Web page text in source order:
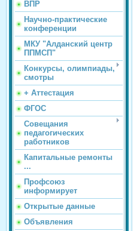
ВПР
Научно-практические
конференции
МКУ "Алданский центр
ППМСП"
Конкурсы, олимпиады,
смотры
+ Аттестация
ФГОС
Совещания
педагогических
работников
Капитальные ремонты
...
Профсоюз
информирует
Открытые данные
Объявления